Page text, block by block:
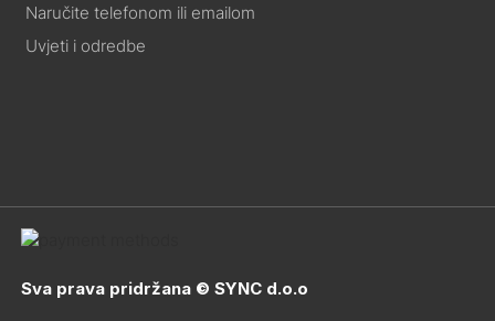
Naručite telefonom ili emailom
Uvjeti i odredbe
Sva prava pridržana © SYNC d.o.o